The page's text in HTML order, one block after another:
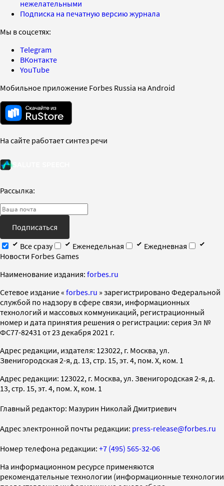
нежелательными
Подписка на печатную версию журнала
Мы в соцсетях:
Telegram
ВКонтакте
YouTube
Мобильное приложение Forbes Russia на Android
На сайте работает синтез речи
Рассылка:
Подписаться
Все сразу
Еженедельная
Ежедневная
Новости Forbes Games
Наименование издания: forbes.ru
Cетевое издание « forbes.ru » зарегистрировано Федеральной
службой по надзору в сфере связи, информационных
технологий и массовых коммуникаций, регистрационный
номер и дата принятия решения о регистрации: серия Эл №
ФС77-82431 от 23 декабря 2021 г.
Адрес редакции, издателя: 123022, г. Москва, ул.
Звенигородская 2-я, д. 13, стр. 15, эт. 4, пом. X, ком. 1
Адрес редакции: 123022, г. Москва, ул. Звенигородская 2-я, д.
13, стр. 15, эт. 4, пом. X, ком. 1
Главный редактор: Мазурин Николай Дмитриевич
Адрес электронной почты редакции: press-release@forbes.ru
Номер телефона редакции: +7 (495) 565-32-06
На информационном ресурсе применяются
рекомендательные технологии (информационные технологии